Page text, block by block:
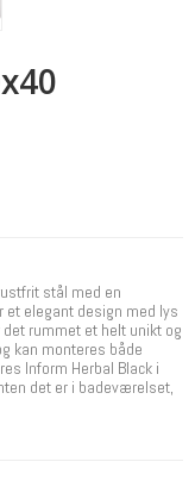
stål med en
et elegant design med lys
rummet et helt unikt og
kan monteres både
Inform Herbal Black i
det er i badeværelset,